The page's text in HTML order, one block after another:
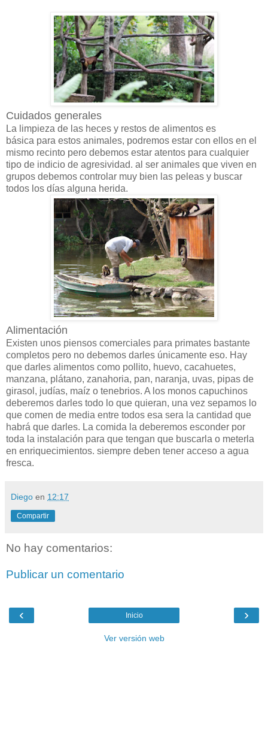
Cuidados generales
La limpieza de las heces y restos de alimentos es
básica para estos animales, podremos estar con ellos en el
mismo recinto pero debemos estar atentos para cualquier
tipo de indicio de agresividad. al ser animales que viven en
grupos debemos controlar muy bien las peleas y buscar
todos los días alguna herida.
Alimentación
Existen unos piensos comerciales para primates bastante
completos pero no debemos darles únicamente eso. Hay
que darles alimentos como pollito, huevo, cacahuetes,
manzana, plátano, zanahoria, pan, naranja, uvas, pipas de
girasol, judías, maíz o tenebrios. A los monos capuchinos
deberemos darles todo lo que quieran, una vez sepamos lo
que comen de media entre todos esa sera la cantidad que
habrá que darles. La comida la deberemos esconder por
toda la instalación para que tengan que buscarla o meterla
en enriquecimientos. siempre deben tener acceso a agua
fresca.
Diego en 12:17
Compartir
No hay comentarios:
Publicar un comentario
‹ ›
Inicio
Ver versión web